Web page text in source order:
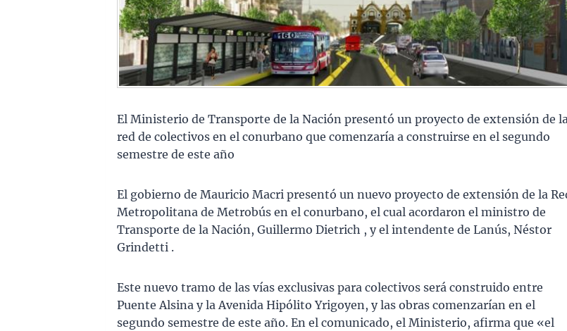
El Ministerio de Transporte de la Nación presentó un proyecto de extensión de
red de colectivos en el conurbano que comenzaría a construirse en el segundo
semestre de este año
El gobierno de Mauricio Macri presentó un nuevo proyecto de extensión de la
Metropolitana de Metrobús en el conurbano, el cual acordaron el ministro de
Transporte de la Nación, Guillermo Dietrich , y el intendente de Lanús, Néstor
Grindetti .
Este nuevo tramo de las vías exclusivas para colectivos será construido entre
Puente Alsina y la Avenida Hipólito Yrigoyen, y las obras comenzarían en el
segundo semestre de este año. En el comunicado, el Ministerio, afirma que «el